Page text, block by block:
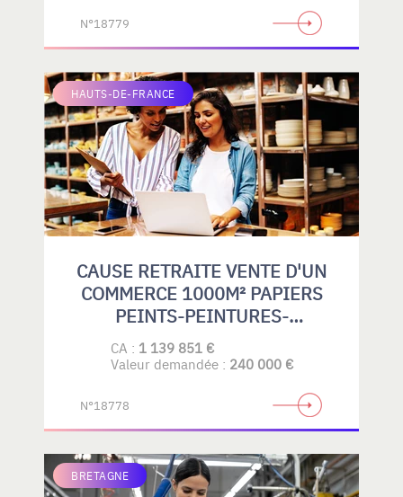
N°18779
HAUTS-DE-FRANCE
CAUSE RETRAITE VENTE D'UN
COMMERCE 1000M² PAPIERS
PEINTS-PEINTURES-
REVETEMENTS DE SOLS
SOUPLES-PARQUETS-GRAND
CA : 1 139 851 €
Valeur demandée : 240 000 €
N°18778
BRETAGNE